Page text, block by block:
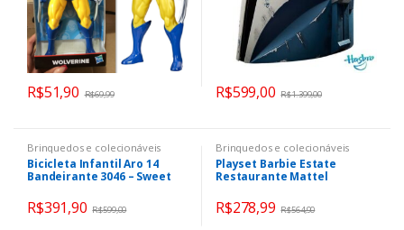
R$51,90 R$69,99 R$599,00 R$1.399,00
Brinquedos e colecionáveis
Bicicleta Infantil Aro 14
Bandeirante 3046 – Sweet
R$391,90 R$599,00
Brinquedos e colecionáveis
Playset Barbie Estate
Restaurante Mattel
R$278,99 R$564,90